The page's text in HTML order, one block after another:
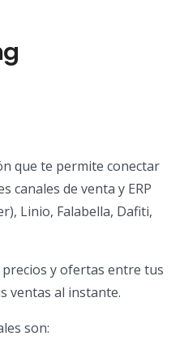
que te permite conectar
canales de venta y ERP
Linio, Falabella, Dafiti,
y ofertas entre tus
ventas al instante.
son: